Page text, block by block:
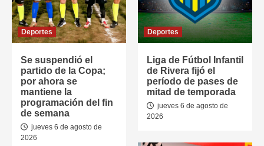
Deportes
Se suspendió el
partido de la Copa;
por ahora se
mantiene la
programación del fin
de semana
jueves 6 de agosto de
2026
Deportes
Liga de Fútbol Infantil
de Rivera fijó el
período de pases de
mitad de temporada
jueves 6 de agosto de
2026